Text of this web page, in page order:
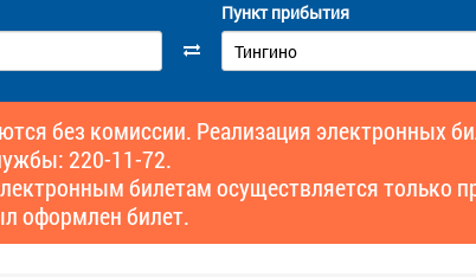
Пункт прибытия
без комиссии. Реализация электронных
220-11-72.
билетам осуществляется только
оформлен билет.